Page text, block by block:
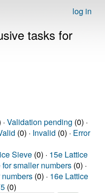
log in
tasks for
Validation pending (0) ·
(0) · Invalid (0) · Error
Sieve (0) · 15e Lattice
smaller numbers (0) ·
(0) · 16e Lattice
(0)